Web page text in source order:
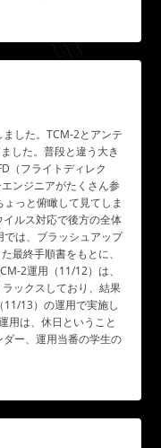
した。TCM-2とアンテ
した。普段と違う大き
（フライトディレク
ンジニアがたくさん参
っと俯瞰して見てしま
ルス対応で後方の全体
では、ブラッシュアップ
最終手順書をもとに、
2運用（11/12）は、
ックスしており、結果
13）の運用で実施し
用は、休日ということ
ー、運用当番の学生の